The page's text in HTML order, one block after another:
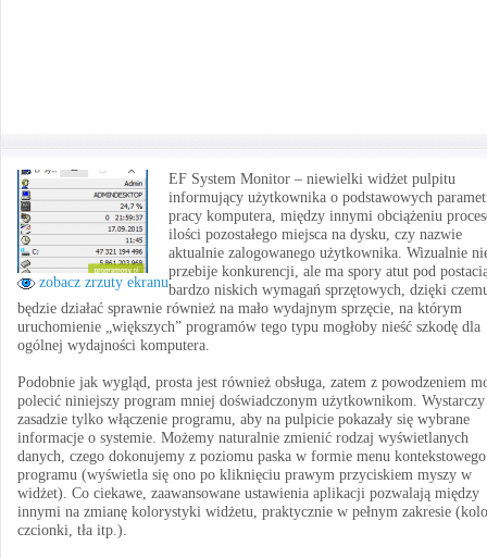
zobacz zrzuty ekranu
EF System Monitor – niewielki widżet pulpitu
informujący użytkownika o podstawowych
pracy komputera, między innymi obciążeniu
ilości pozostałego miejsca na dysku, czy nazwie
aktualnie zalogowanego użytkownika. Wizualnie
przebije konkurencji, ale ma spory atut pod
bardzo niskich wymagań sprzętowych, dzięki
będzie działać sprawnie również na mało wydajnym sprzęcie, na którym
uruchomienie „większych” programów tego typu mogłoby nieść szkodę dla
ogólnej wydajności komputera.
Podobnie jak wygląd, prosta jest również obsługa, zatem z powodzeniem
polecić niniejszy program mniej doświadczonym użytkownikom.
zasadzie tylko włączenie programu, aby na pulpicie pokazały się wybrane
informacje o systemie. Możemy naturalnie zmienić rodzaj wyświetlanych
danych, czego dokonujemy z poziomu paska w formie menu kontekstowego
programu (wyświetla się ono po kliknięciu prawym przyciskiem myszy w
widżet). Co ciekawe, zaawansowane ustawienia aplikacji pozwalają między
innymi na zmianę kolorystyki widżetu, praktycznie w pełnym zakresie
czcionki, tła itp.).